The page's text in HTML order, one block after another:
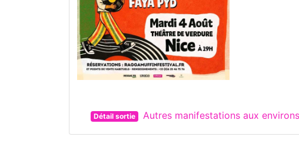
Détail sortie Autres manifestations aux